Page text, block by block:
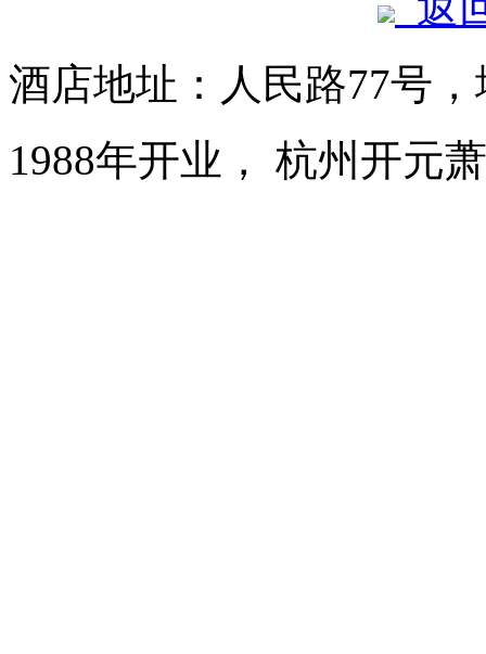
酒店地址：人民路77号
1988年开业， 杭州开